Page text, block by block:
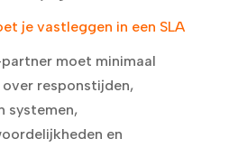
je vastleggen in een SLA
partner moet minimaal
responstijden,
systemen,
en